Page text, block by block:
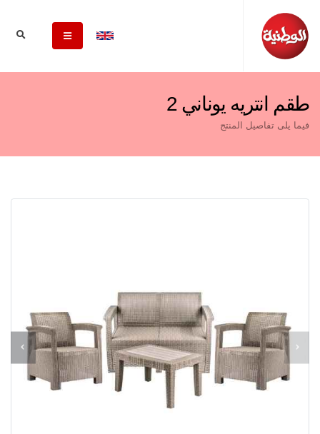
طقم انتريه يوناني 2
فيما يلى تفاصيل المنتج